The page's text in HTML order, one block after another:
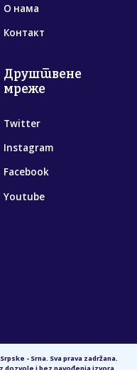
О нама
Контакт
Друштвене
мреже
Twitter
Instagram
Facebook
Youtube
- Srna. Sva prava zadržana.